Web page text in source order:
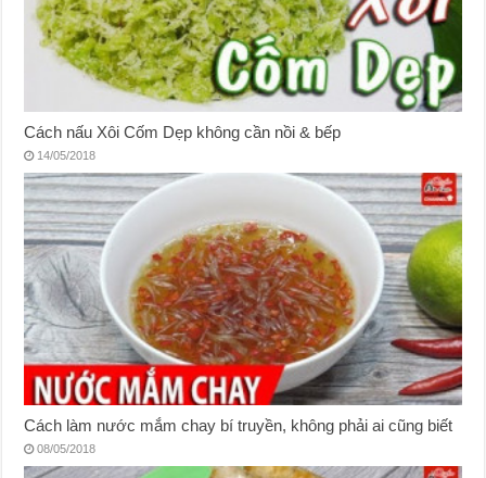
Cách nấu Xôi Cốm Dẹp không cần nồi & bếp
14/05/2018
Cách làm nước mắm chay bí truyền, không phải ai cũng biết
08/05/2018